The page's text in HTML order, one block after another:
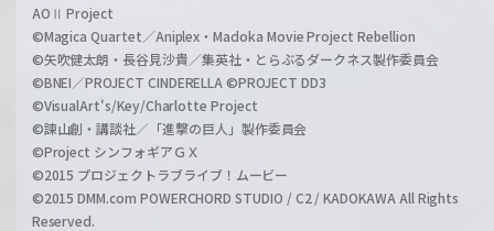
AOⅡ Project
©Magica Quartet／Aniplex・Madoka Movie Project Rebellion
©矢吹健太朗・長谷見沙貴／集英社・とらぶるダークネス製作委員会
©BNEI／PROJECT CINDERELLA ©PROJECT DD3
©VisualArt's/Key/Charlotte Project
©諫山創・講談社／「進撃の巨人」製作委員会
©Project シンフォギアＧＸ
©2015 プロジェクトラブライブ！ムービー
©2015 DMM.com POWERCHORD STUDIO / C2 / KADOKAWA All Rights
Reserved.